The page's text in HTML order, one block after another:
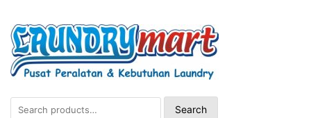
content
Search
Search